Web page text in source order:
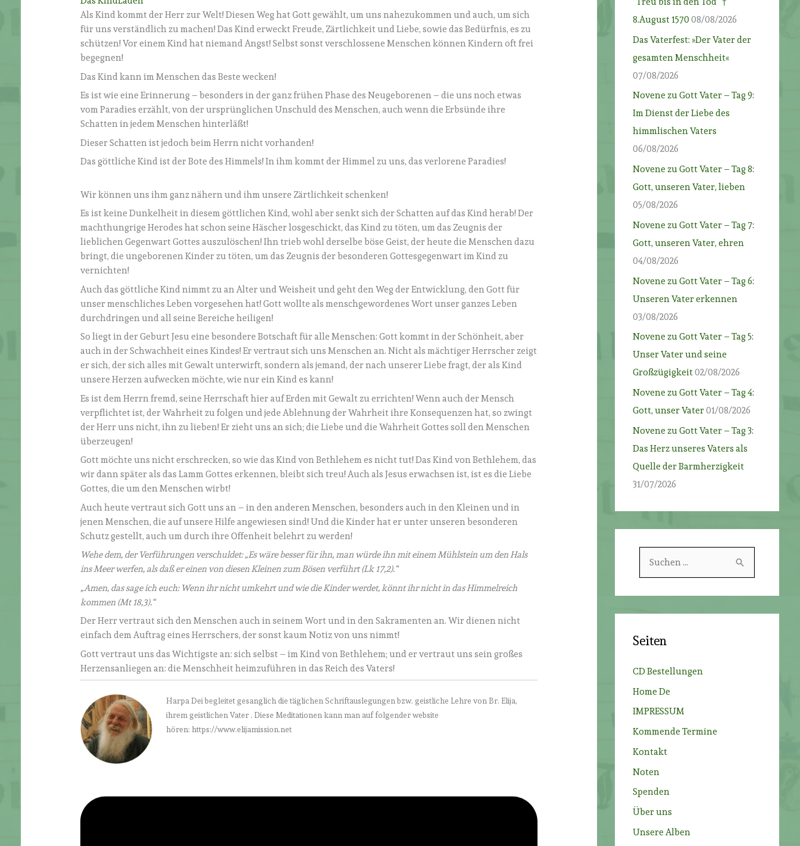
Als Kind kommt der Herr zur Welt! Diesen Weg hat Gott gewählt, um uns nahezukommen und auch, um sich
für uns verständlich zu machen! Das Kind erweckt Freude, Zärtlichkeit und Liebe, sowie das Bedürfnis, es zu
schützen! Vor einem Kind hat niemand Angst! Selbst sonst verschlossene Menschen können Kindern oft frei
begegnen!
Das Kind kann im Menschen das Beste wecken!
Es ist wie eine Erinnerung – besonders in der ganz frühen Phase des Neugeborenen – die uns noch etwas
vom Paradies erzählt, von der ursprünglichen Unschuld des Menschen, auch wenn die Erbsünde ihre
Schatten in jedem Menschen hinterläßt!
Dieser Schatten ist jedoch beim Herrn nicht vorhanden!
Das göttliche Kind ist der Bote des Himmels! In ihm kommt der Himmel zu uns, das verlorene Paradies!
Wir können uns ihm ganz nähern und ihm unsere Zärtlichkeit schenken!
Es ist keine Dunkelheit in diesem göttlichen Kind, wohl aber senkt sich der Schatten auf das Kind herab! Der
machthungrige Herodes hat schon seine Häscher losgeschickt, das Kind zu töten, um das Zeugnis der
lieblichen Gegenwart Gottes auszulöschen! Ihn trieb wohl derselbe böse Geist, der heute die Menschen dazu
bringt, die ungeborenen Kinder zu töten, um das Zeugnis der besonderen Gottesgegenwart im Kind zu
vernichten!
Auch das göttliche Kind nimmt zu an Alter und Weisheit und geht den Weg der Entwicklung, den Gott für
unser menschliches Leben vorgesehen hat! Gott wollte als menschgewordenes Wort unser ganzes Leben
durchdringen und all seine Bereiche heiligen!
So liegt in der Geburt Jesu eine besondere Botschaft für alle Menschen: Gott kommt in der Schönheit, aber
auch in der Schwachheit eines Kindes! Er vertraut sich uns Menschen an. Nicht als mächtiger Herrscher zeigt
er sich, der sich alles mit Gewalt unterwirft, sondern als jemand, der nach unserer Liebe fragt, der als Kind
unsere Herzen aufwecken möchte, wie nur ein Kind es kann!
Es ist dem Herrn fremd, seine Herrschaft hier auf Erden mit Gewalt zu errichten! Wenn auch der Mensch
verpflichtet ist, der Wahrheit zu folgen und jede Ablehnung der Wahrheit ihre Konsequenzen hat, so zwingt
der Herr uns nicht, ihn zu lieben! Er zieht uns an sich; die Liebe und die Wahrheit Gottes soll den Menschen
überzeugen!
Gott möchte uns nicht erschrecken, so wie das Kind von Bethlehem es nicht tut! Das Kind von Bethlehem, das
wir dann später als das Lamm Gottes erkennen, bleibt sich treu! Auch als Jesus erwachsen ist, ist es die Liebe
Gottes, die um den Menschen wirbt!
Auch heute vertraut sich Gott uns an – in den anderen Menschen, besonders auch in den Kleinen und in
jenen Menschen, die auf unsere Hilfe angewiesen sind! Und die Kinder hat er unter unseren besonderen
Schutz gestellt, auch um durch ihre Offenheit belehrt zu werden!
Wehe dem, der Verführungen verschuldet: „Es wäre besser für ihn, man würde ihn mit einem Mühlstein um den Hals
ins Meer werfen, als daß er einen von diesen Kleinen zum Bösen verführt (Lk 17,2).“
„Amen, das sage ich euch: Wenn ihr nicht umkehrt und wie die Kinder werdet, könnt ihr nicht in das Himmelreich
kommen (Mt 18,3).“
Der Herr vertraut sich den Menschen auch in seinem Wort und in den Sakramenten an. Wir dienen nicht
einfach dem Auftrag eines Herrschers, der sonst kaum Notiz von uns nimmt!
Gott vertraut uns das Wichtigste an: sich selbst – im Kind von Bethlehem; und er vertraut uns sein großes
Herzensanliegen an: die Menschheit heimzuführen in das Reich des Vaters!
Harpa Dei begleitet gesanglich die täglichen Schriftauslegungen bzw. geistliche Lehre von Br. Elija,
ihrem geistlichen Vater . Diese Meditationen kann man auf folgender website
hören: https://www.elijamission.net
8.August 1570 08/08/2026
Das Vaterfest: »Der Vater der
gesamten Menschheit«
07/08/2026
Novene zu Gott Vater – Tag 9:
Im Dienst der Liebe des
himmlischen Vaters
06/08/2026
Novene zu Gott Vater – Tag 8:
Gott, unseren Vater, lieben
05/08/2026
Novene zu Gott Vater – Tag 7:
Gott, unseren Vater, ehren
04/08/2026
Novene zu Gott Vater – Tag 6:
Unseren Vater erkennen
03/08/2026
Novene zu Gott Vater – Tag 5:
Unser Vater und seine
Großzügigkeit02/08/2026
Novene zu Gott Vater – Tag 4:
Gott, unser Vater01/08/2026
Novene zu Gott Vater – Tag 3:
Das Herz unseres Vaters als
Quelle der Barmherzigkeit
31/07/2026
n
h
:
Seiten
CD Bestellungen
Home De
IMPRESSUM
Kommende Termine
Kontakt
Noten
Spenden
Über uns
Unsere Alben